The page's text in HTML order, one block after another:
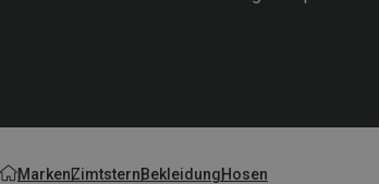
MarkenZimtsternBekleidungHosen